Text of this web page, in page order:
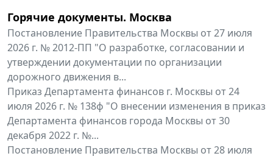
Горячие документы. Москва
Постановление Правительства Москвы от 27 июля
2026 г. № 2012-ПП "О разработке, согласовании и
утверждении документации по организации
дорожного движения в...
Приказ Департамента финансов г. Москвы от 24
июля 2026 г. № 138ф "О внесении изменения в приказ
Департамента финансов города Москвы от 30
декабря 2022 г. №...
Постановление Правительства Москвы от 28 июля